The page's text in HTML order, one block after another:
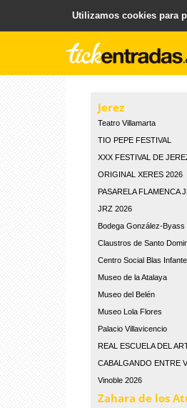
Plataforma para la Venta y
Jerez
Teatro Villamarta
TIO PEPE FESTIVAL
XXX FESTIVAL DE
ORIGINAL XERES 2026
PASARELA FLAMENCA
JRZ 2026
Bodega González-Byass
Claustros de Santo
Centro Social Blas Infante
Museo de la Atalaya
Museo del Belén
Museo Lola Flores
Palacio Villavicencio
REAL ESCUELA DEL
CABALGANDO ENTRE
Vinoble 2026
Zahara de los
Utilizamos cookies para